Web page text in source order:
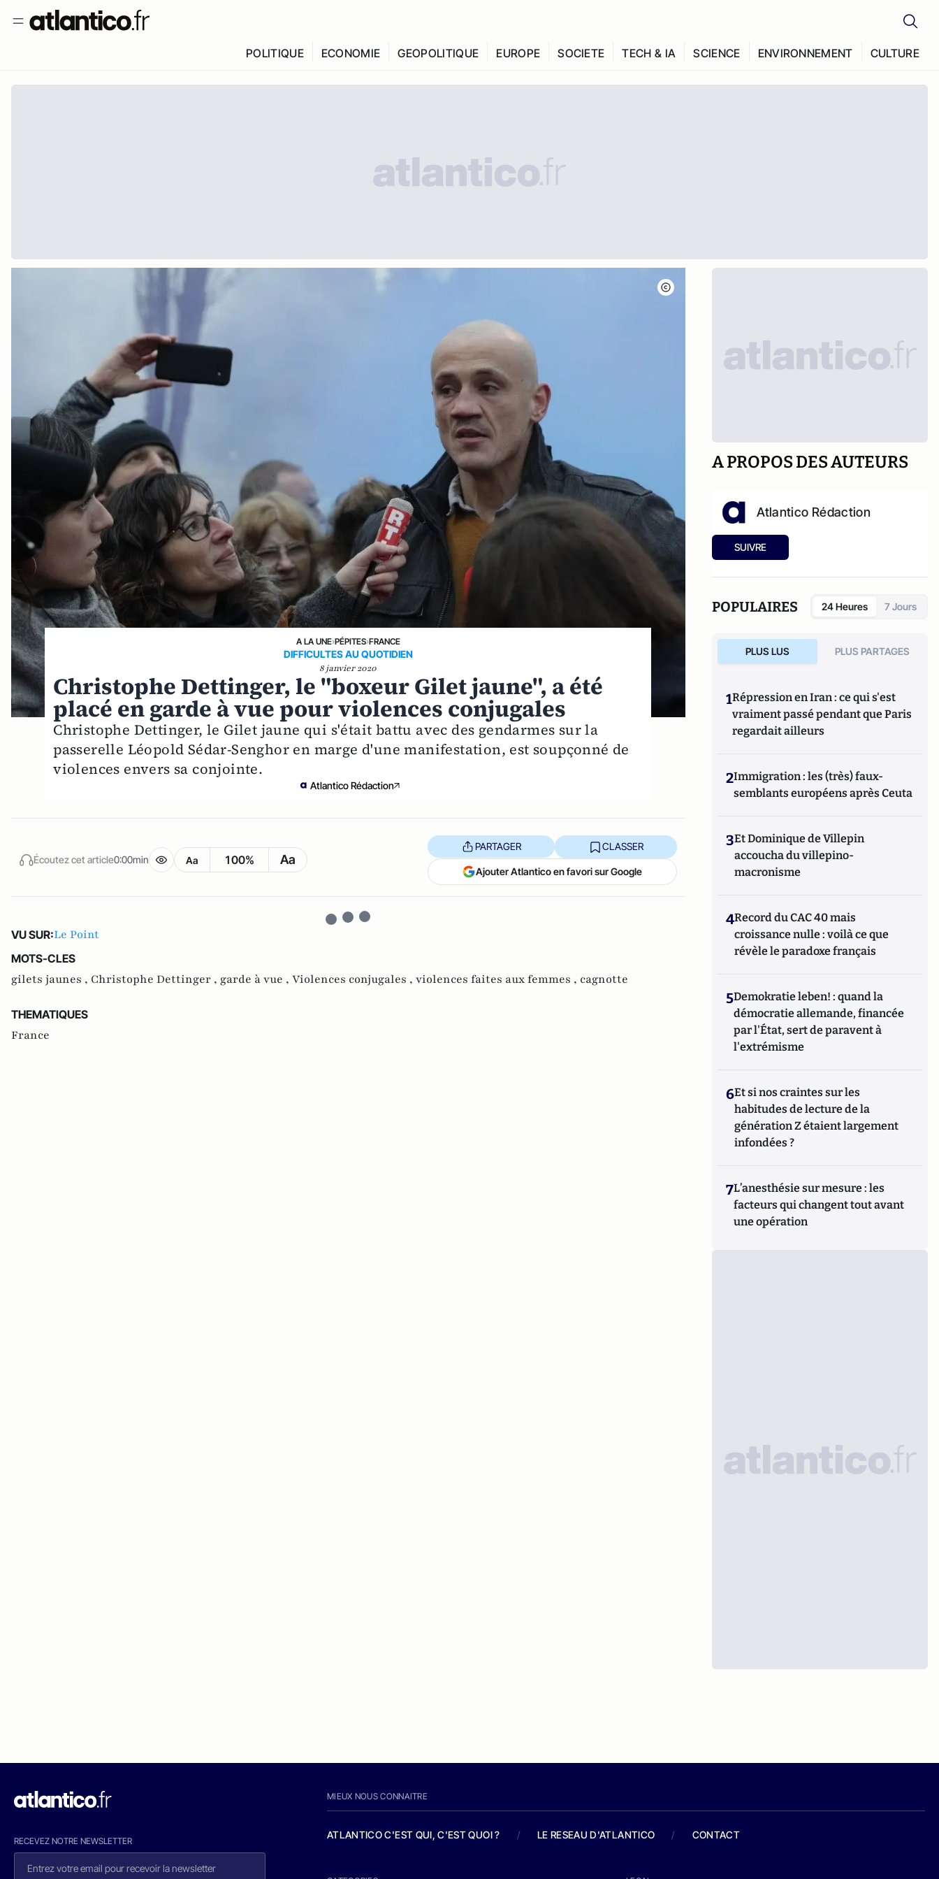
POLITIQUE ECONOMIE GEOPOLITIQUE EUROPE SOCIETE TECH & IA SCIENCE ENVIRONNEMENT CULTURE
A LA UNE›PÉPITES›FRANCE
DIFFICULTES AU QUOTIDIEN
8 janvier 2020
Christophe Dettinger, le "boxeur Gilet jaune", a été
placé en garde à vue pour violences conjugales
Christophe Dettinger, le Gilet jaune qui s'était battu avec des gendarmes sur la
passerelle Léopold Sédar-Senghor en marge d'une manifestation, est soupçonné de
violences envers sa conjointe.
Atlantico Rédaction
Écoutez cet article0:00min Aa 100% Aa
PARTAGER CLASSER
Ajouter Atlantico en favori sur Google
VU SUR:Le Point
MOTS-CLES
gilets jaunes , Christophe Dettinger , garde à vue , Violences conjugales , violences faites aux femmes , cagnotte
THEMATIQUES
France
A PROPOS DES AUTEURS
Atlantico Rédaction
SUIVRE
POPULAIRES 24 Heures 7 Jours
PLUS LUS PLUS PARTAGES
1Répression en Iran : ce qui s'est
vraiment passé pendant que Paris
regardait ailleurs
2Immigration : les (très) faux-
semblants européens après Ceuta
3Et Dominique de Villepin
accoucha du villepino-
macronisme
4Record du CAC 40 mais
croissance nulle : voilà ce que
révèle le paradoxe français
5Demokratie leben! : quand la
démocratie allemande, financée
par l'État, sert de paravent à
l'extrémisme
6Et si nos craintes sur les
habitudes de lecture de la
génération Z étaient largement
infondées ?
7L’anesthésie sur mesure : les
facteurs qui changent tout avant
une opération
RECEVEZ NOTRE NEWSLETTER
MIEUX NOUS CONNAITRE
ATLANTICO C'EST QUI, C'EST QUOI ? / LE RESEAU D'ATLANTICO / CONTACT